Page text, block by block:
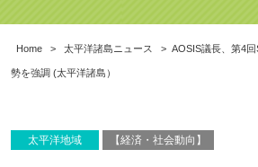
Home > 太平洋諸島ニュース > AOSIS議長、第4
勢を強調 (太平洋諸島）
太平洋地域 【経済・社会動向】